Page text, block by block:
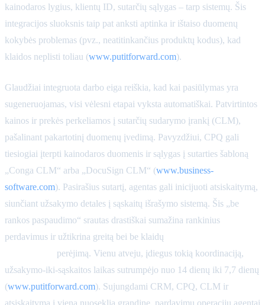
kainodaros lygius, klientų ID, sutarčių sąlygas – tarp sistemų. Šis
integracijos sluoksnis taip pat anksti aptinka ir ištaiso duomenų
kokybės problemas (pvz., neatitinkančius produktų kodus), kad
klaidos neplisti toliau (www.putitforward.com).
Glaudžiai integruota darbo eiga reiškia, kad kai pasiūlymas yra
sugeneruojamas, visi vėlesni etapai vyksta automatiškai. Patvirtintos
kainos ir prekės perkeliamos į sutarčių sudarymo įrankį (CLM),
pašalinant pakartotinį duomenų įvedimą. Pavyzdžiui, CPQ gali
tiesiogiai įterpti kainodaros duomenis ir sąlygas į sutarties šabloną
„Conga CLM“ arba „DocuSign CLM“ (www.business-
software.com). Pasirašius sutartį, agentas gali inicijuoti atsiskaitymą,
siunčiant užsakymo detales į sąskaitų išrašymo sistemą. Šis „be
rankos paspaudimo“ srautas drastiškai sumažina rankinius
perdavimus ir užtikrina greitą bei be klaidų
perėjimą. Vienu atveju, įdiegus tokią koordinaciją,
užsakymo-iki-sąskaitos laikas sutrumpėjo nuo 14 dienų iki 7,7 dienų
(www.putitforward.com). Sujungdami CRM, CPQ, CLM ir
atsiskaitymą į vieną nuoseklią grandinę, pardavimų operacijų agentai